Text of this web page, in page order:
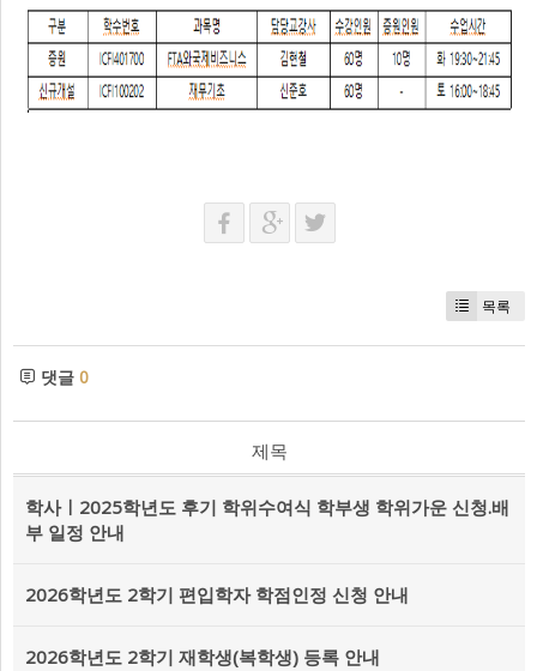
목록
댓글 0
제목
학사ㅣ2025학년도 후기 학위수여식 학부생 학위가운 신청.배
부 일정 안내
2026학년도 2학기 편입학자 학점인정 신청 안내
2026학년도 2학기 재학생(복학생) 등록 안내